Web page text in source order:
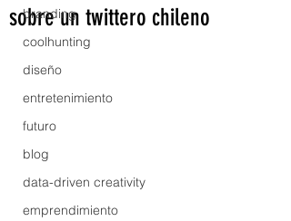
branding
coolhunting
diseño
entretenimiento
futuro
blog
data-driven creativity
emprendimiento
sobre un twittero chileno